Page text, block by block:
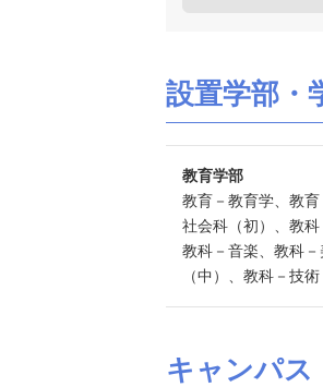
設置学部・
教育学部
教育－教育学、教
社会科（初）、教
教科－音楽、教科
（中）、教科－技
キャンパス